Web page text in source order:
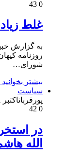
0
غلط
به گزارش
شورای…
بیشتر بخوانید
سیاست
پورقرباناکتبر 21, 2025
0
در
الله